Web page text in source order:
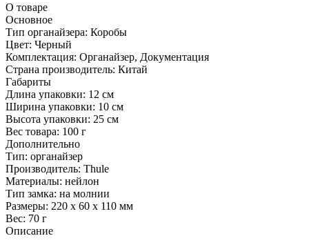
О товаре
Основное
Тип органайзера: Коробы
Цвет: Черный
Комплектация: Органайзер, Документация
Страна производитель: Китай
Габариты
Длина упаковки: 12 см
Ширина упаковки: 10 см
Высота упаковки: 25 см
Вес товара: 100 г
Дополнительно
Тип: органайзер
Производитель: Thule
Материалы: нейлон
Тип замка: на молнии
Размеры: 220 х 60 х 110 мм
Вес: 70 г
Описание